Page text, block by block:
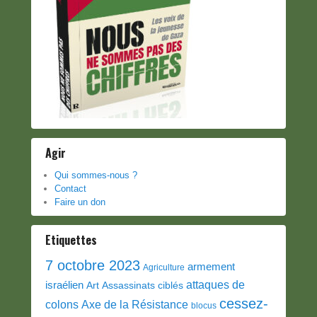
Agir
Qui sommes-nous ?
Contact
Faire un don
Etiquettes
7 octobre 2023 Agriculture armement
israélien Art Assassinats ciblés attaques de
colons Axe de la Résistance blocus cessez-